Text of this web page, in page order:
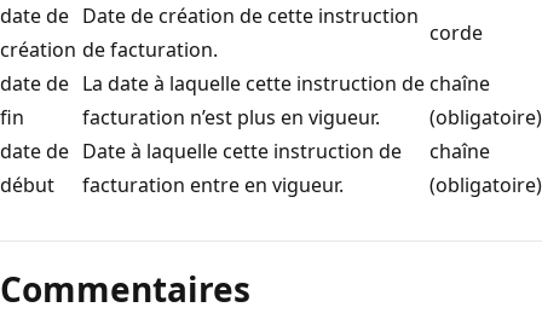
date de
création
Date de création de cette instruction
de facturation.
corde
date de
fin
La date à laquelle cette instruction de
facturation n’est plus en vigueur.
chaîne
(obligatoire)
date de
début
Date à laquelle cette instruction de
facturation entre en vigueur.
chaîne
(obligatoire)
lecture
désactivé
Commentaires